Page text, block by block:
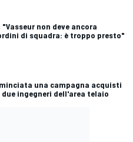
"Vasseur non deve ancora
di squadra: è troppo presto"
una campagna acquisti
ingegneri dell'area telaio